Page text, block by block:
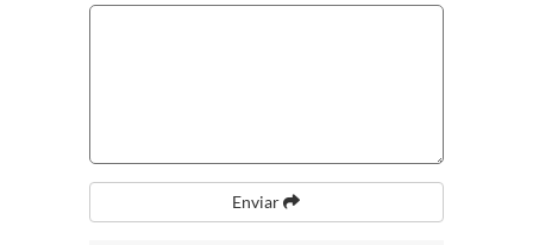
Enviar